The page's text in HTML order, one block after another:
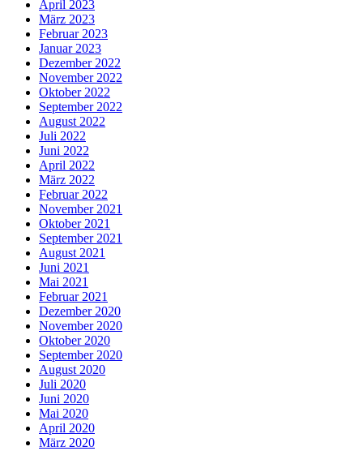
April 2023
März 2023
Februar 2023
Januar 2023
Dezember 2022
November 2022
Oktober 2022
September 2022
August 2022
Juli 2022
Juni 2022
April 2022
März 2022
Februar 2022
November 2021
Oktober 2021
September 2021
August 2021
Juni 2021
Mai 2021
Februar 2021
Dezember 2020
November 2020
Oktober 2020
September 2020
August 2020
Juli 2020
Juni 2020
Mai 2020
April 2020
März 2020